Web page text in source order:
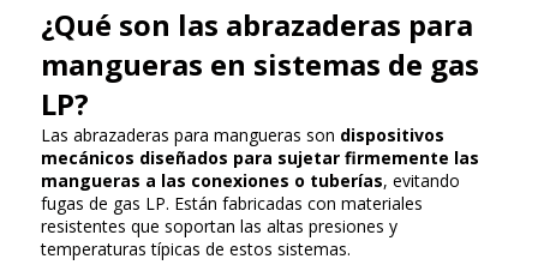
¿Qué son las abrazaderas para
mangueras en sistemas de gas
LP?
Las abrazaderas para mangueras son dispositivos
mecánicos diseñados para sujetar firmemente las
mangueras a las conexiones o tuberías, evitando
fugas de gas LP. Están fabricadas con materiales
resistentes que soportan las altas presiones y
temperaturas típicas de estos sistemas.